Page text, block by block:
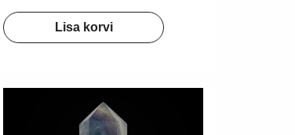
Lisa korvi